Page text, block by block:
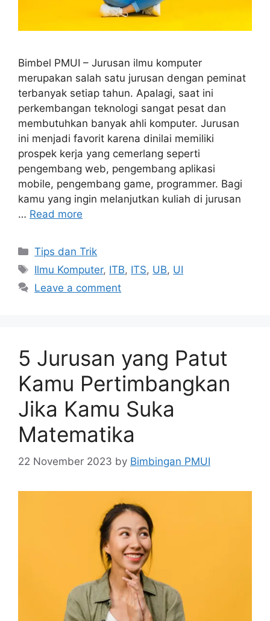
Bimbel PMUI – Jurusan ilmu komputer
merupakan salah satu jurusan dengan peminat
terbanyak setiap tahun. Apalagi, saat ini
perkembangan teknologi sangat pesat dan
membutuhkan banyak ahli komputer. Jurusan
ini menjadi favorit karena dinilai memiliki
prospek kerja yang cemerlang seperti
pengembang web, pengembang aplikasi
mobile, pengembang game, programmer. Bagi
kamu yang ingin melanjutkan kuliah di jurusan
… Read more
Tips dan Trik
Ilmu Komputer, ITB, ITS, UB, UI
Leave a comment
5 Jurusan yang Patut
Kamu Pertimbangkan
Jika Kamu Suka
Matematika
22 November 2023 by Bimbingan PMUI